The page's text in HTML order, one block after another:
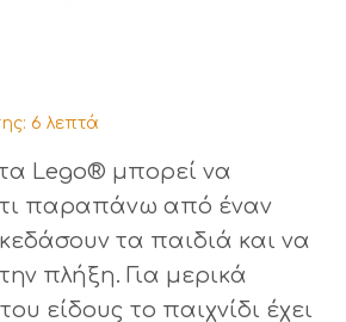
6 λεπτά
τα Lego® μπορεί να
παραπάνω από έναν
τα παιδιά και να
πλήξη. Για μερικά
είδους το παιχνίδι έχει